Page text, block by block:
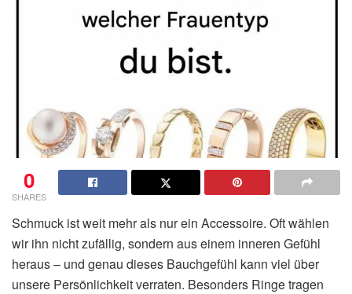
0
SHARES
Schmuck ist weit mehr als nur ein Accessoire. Oft wählen
wir ihn nicht zufällig, sondern aus einem inneren Gefühl
heraus – und genau dieses Bauchgefühl kann viel über
unsere Persönlichkeit verraten. Besonders Ringe tragen